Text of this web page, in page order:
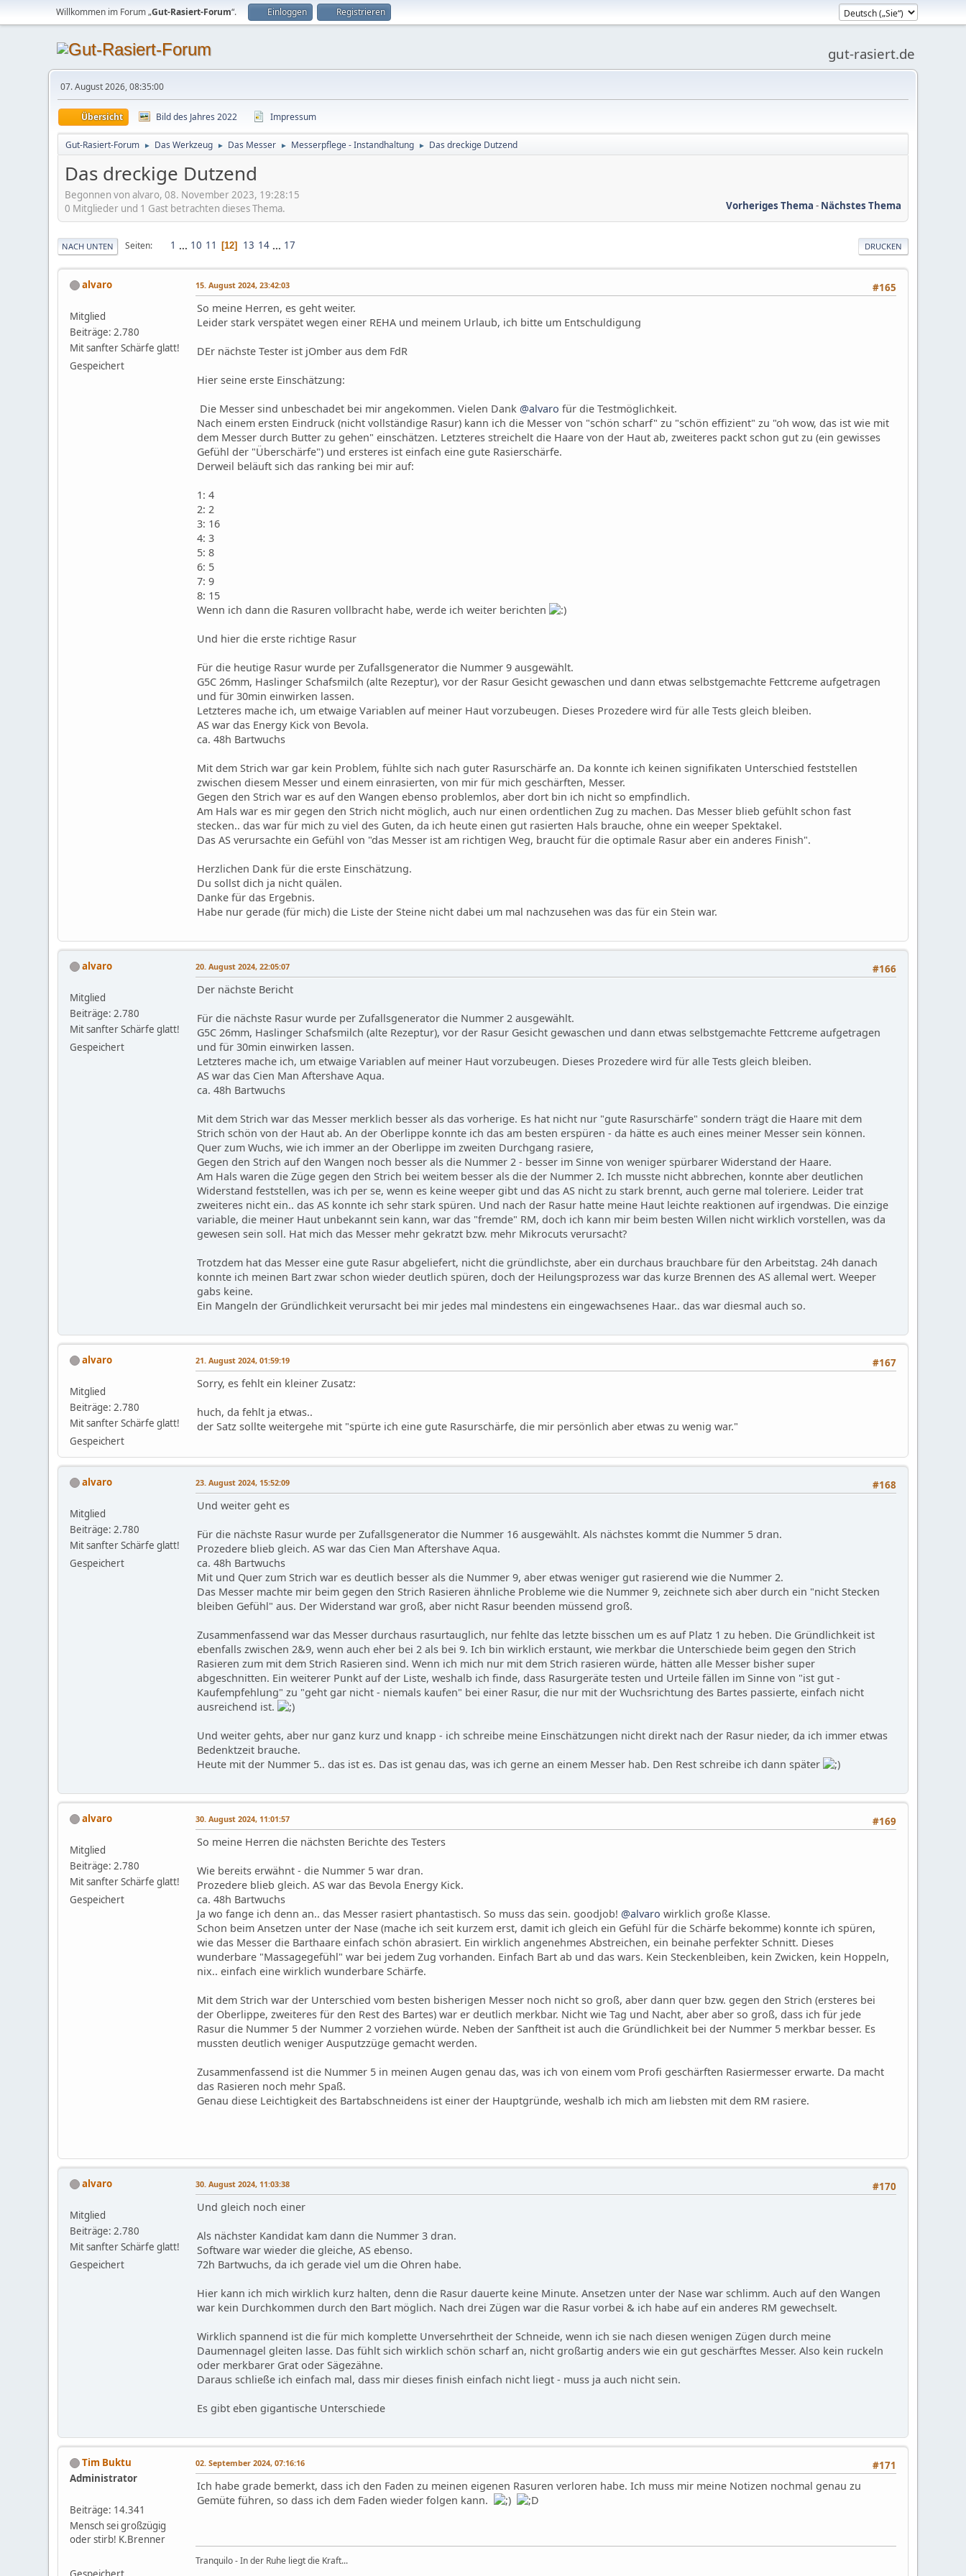
Willkommen im Forum „Gut-Rasiert-Forum“. Einloggen Registrieren
gut-rasiert.de
07. August 2026, 08:35:00
Übersicht Bild des Jahres 2022 Impressum
Gut-Rasiert-Forum ► Das Werkzeug ► Das Messer ► Messerpflege - Instandhaltung ► Das dreckige Dutzend
Das dreckige Dutzend
Begonnen von alvaro, 08. November 2023, 19:28:15
Vorheriges Thema - Nächstes Thema
0 Mitglieder und 1 Gast betrachten dieses Thema.
DRUCKEN
NACH UNTEN Seiten 1 ... 10 11 12 13 14 ... 17
alvaro
Mitglied
Beiträge: 2.780
Mit sanfter Schärfe glatt!
Gespeichert
#165
15. August 2024, 23:42:03
So meine Herren, es geht weiter.
Leider stark verspätet wegen einer REHA und meinem Urlaub, ich bitte um Entschuldigung
DEr nächste Tester ist jOmber aus dem FdR
Hier seine erste Einschätzung:
Die Messer sind unbeschadet bei mir angekommen. Vielen Dank@alvaro für die Testmöglichkeit.
Nach einem ersten Eindruck (nicht vollständige Rasur) kann ich die Messer von "schön scharf" zu "schön effizient" zu "oh wow, das ist wie mit
dem Messer durch Butter zu gehen" einschätzen. Letzteres streichelt die Haare von der Haut ab, zweiteres packt schon gut zu (ein gewisses
Gefühl der "Überschärfe") und ersteres ist einfach eine gute Rasierschärfe.
Derweil beläuft sich das ranking bei mir auf:
1: 4
2: 2
3: 16
4: 3
5: 8
6: 5
7: 9
8: 15
Wenn ich dann die Rasuren vollbracht habe, werde ich weiter berichten
Und hier die erste richtige Rasur
Für die heutige Rasur wurde per Zufallsgenerator die Nummer 9 ausgewählt.
G5C 26mm, Haslinger Schafsmilch (alte Rezeptur), vor der Rasur Gesicht gewaschen und dann etwas selbstgemachte Fettcreme aufgetragen
und für 30min einwirken lassen.
Letzteres mache ich, um etwaige Variablen auf meiner Haut vorzubeugen. Dieses Prozedere wird für alle Tests gleich bleiben.
AS war das Energy Kick von Bevola.
ca. 48h Bartwuchs
Mit dem Strich war gar kein Problem, fühlte sich nach guter Rasurschärfe an. Da konnte ich keinen signifikaten Unterschied feststellen
zwischen diesem Messer und einem einrasierten, von mir für mich geschärften, Messer.
Gegen den Strich war es auf den Wangen ebenso problemlos, aber dort bin ich nicht so empfindlich.
Am Hals war es mir gegen den Strich nicht möglich, auch nur einen ordentlichen Zug zu machen. Das Messer blieb gefühlt schon fast
stecken.. das war für mich zu viel des Guten, da ich heute einen gut rasierten Hals brauche, ohne ein weeper Spektakel.
Das AS verursachte ein Gefühl von "das Messer ist am richtigen Weg, braucht für die optimale Rasur aber ein anderes Finish".
Herzlichen Dank für die erste Einschätzung.
Du sollst dich ja nicht quälen.
Danke für das Ergebnis.
Habe nur gerade (für mich) die Liste der Steine nicht dabei um mal nachzusehen was das für ein Stein war.
alvaro
Mitglied
Beiträge: 2.780
Mit sanfter Schärfe glatt!
Gespeichert
#166
20. August 2024, 22:05:07
Der nächste Bericht
Für die nächste Rasur wurde per Zufallsgenerator die Nummer 2 ausgewählt.
G5C 26mm, Haslinger Schafsmilch (alte Rezeptur), vor der Rasur Gesicht gewaschen und dann etwas selbstgemachte Fettcreme aufgetragen
und für 30min einwirken lassen.
Letzteres mache ich, um etwaige Variablen auf meiner Haut vorzubeugen. Dieses Prozedere wird für alle Tests gleich bleiben.
AS war das Cien Man Aftershave Aqua.
ca. 48h Bartwuchs
Mit dem Strich war das Messer merklich besser als das vorherige. Es hat nicht nur "gute Rasurschärfe" sondern trägt die Haare mit dem
Strich schön von der Haut ab. An der Oberlippe konnte ich das am besten erspüren - da hätte es auch eines meiner Messer sein können.
Quer zum Wuchs, wie ich immer an der Oberlippe im zweiten Durchgang rasiere,
Gegen den Strich auf den Wangen noch besser als die Nummer 2 - besser im Sinne von weniger spürbarer Widerstand der Haare.
Am Hals waren die Züge gegen den Strich bei weitem besser als die der Nummer 2. Ich musste nicht abbrechen, konnte aber deutlichen
Widerstand feststellen, was ich per se, wenn es keine weeper gibt und das AS nicht zu stark brennt, auch gerne mal toleriere. Leider trat
zweiteres nicht ein.. das AS konnte ich sehr stark spüren. Und nach der Rasur hatte meine Haut leichte reaktionen auf irgendwas. Die einzige
variable, die meiner Haut unbekannt sein kann, war das "fremde" RM, doch ich kann mir beim besten Willen nicht wirklich vorstellen, was da
gewesen sein soll. Hat mich das Messer mehr gekratzt bzw. mehr Mikrocuts verursacht?
Trotzdem hat das Messer eine gute Rasur abgeliefert, nicht die gründlichste, aber ein durchaus brauchbare für den Arbeitstag. 24h danach
konnte ich meinen Bart zwar schon wieder deutlich spüren, doch der Heilungsprozess war das kurze Brennen des AS allemal wert. Weeper
gabs keine.
Ein Mangeln der Gründlichkeit verursacht bei mir jedes mal mindestens ein eingewachsenes Haar.. das war diesmal auch so.
alvaro
Mitglied
Beiträge: 2.780
Mit sanfter Schärfe glatt!
Gespeichert
#167
21. August 2024, 01:59:19
Sorry, es fehlt ein kleiner Zusatz:
huch, da fehlt ja etwas..
der Satz sollte weitergehe mit "spürte ich eine gute Rasurschärfe, die mir persönlich aber etwas zu wenig war."
alvaro
Mitglied
Beiträge: 2.780
Mit sanfter Schärfe glatt!
Gespeichert
#168
23. August 2024, 15:52:09
Und weiter geht es
Für die nächste Rasur wurde per Zufallsgenerator die Nummer 16 ausgewählt. Als nächstes kommt die Nummer 5 dran.
Prozedere blieb gleich. AS war das Cien Man Aftershave Aqua.
ca. 48h Bartwuchs
Mit und Quer zum Strich war es deutlich besser als die Nummer 9, aber etwas weniger gut rasierend wie die Nummer 2.
Das Messer machte mir beim gegen den Strich Rasieren ähnliche Probleme wie die Nummer 9, zeichnete sich aber durch ein "nicht Stecken
bleiben Gefühl" aus. Der Widerstand war groß, aber nicht Rasur beenden müssend groß.
Zusammenfassend war das Messer durchaus rasurtauglich, nur fehlte das letzte bisschen um es auf Platz 1 zu heben. Die Gründlichkeit ist
ebenfalls zwischen 2&9, wenn auch eher bei 2 als bei 9. Ich bin wirklich erstaunt, wie merkbar die Unterschiede beim gegen den Strich
Rasieren zum mit dem Strich Rasieren sind. Wenn ich mich nur mit dem Strich rasieren würde, hätten alle Messer bisher super
abgeschnitten. Ein weiterer Punkt auf der Liste, weshalb ich finde, dass Rasurgeräte testen und Urteile fällen im Sinne von "ist gut -
Kaufempfehlung" zu "geht gar nicht - niemals kaufen" bei einer Rasur, die nur mit der Wuchsrichtung des Bartes passierte, einfach nicht
ausreichend ist.
Und weiter gehts, aber nur ganz kurz und knapp - ich schreibe meine Einschätzungen nicht direkt nach der Rasur nieder, da ich immer etwas
Bedenktzeit brauche.
Heute mit der Nummer 5.. das ist es. Das ist genau das, was ich gerne an einem Messer hab. Den Rest schreibe ich dann später
alvaro
Mitglied
Beiträge: 2.780
Mit sanfter Schärfe glatt!
Gespeichert
#169
30. August 2024, 11:01:57
So meine Herren die nächsten Berichte des Testers
Wie bereits erwähnt - die Nummer 5 war dran.
Prozedere blieb gleich. AS war das Bevola Energy Kick.
ca. 48h Bartwuchs
Ja wo fange ich denn an.. das Messer rasiert phantastisch. So muss das sein. goodjob!@alvaro wirklich große Klasse.
Schon beim Ansetzen unter der Nase (mache ich seit kurzem erst, damit ich gleich ein Gefühl für die Schärfe bekomme) konnte ich spüren,
wie das Messer die Barthaare einfach schön abrasiert. Ein wirklich angenehmes Abstreichen, ein beinahe perfekter Schnitt. Dieses
wunderbare "Massagegefühl" war bei jedem Zug vorhanden. Einfach Bart ab und das wars. Kein Steckenbleiben, kein Zwicken, kein Hoppeln,
nix.. einfach eine wirklich wunderbare Schärfe.
Mit dem Strich war der Unterschied vom besten bisherigen Messer noch nicht so groß, aber dann quer bzw. gegen den Strich (ersteres bei
der Oberlippe, zweiteres für den Rest des Bartes) war er deutlich merkbar. Nicht wie Tag und Nacht, aber aber so groß, dass ich für jede
Rasur die Nummer 5 der Nummer 2 vorziehen würde. Neben der Sanftheit ist auch die Gründlichkeit bei der Nummer 5 merkbar besser. Es
mussten deutlich weniger Ausputzzüge gemacht werden.
Zusammenfassend ist die Nummer 5 in meinen Augen genau das, was ich von einem vom Profi geschärften Rasiermesser erwarte. Da macht
das Rasieren noch mehr Spaß.
Genau diese Leichtigkeit des Bartabschneidens ist einer der Hauptgründe, weshalb ich mich am liebsten mit dem RM rasiere.
alvaro
Mitglied
Beiträge: 2.780
Mit sanfter Schärfe glatt!
Gespeichert
#170
30. August 2024, 11:03:38
Und gleich noch einer
Als nächster Kandidat kam dann die Nummer 3 dran.
Software war wieder die gleiche, AS ebenso.
72h Bartwuchs, da ich gerade viel um die Ohren habe.
Hier kann ich mich wirklich kurz halten, denn die Rasur dauerte keine Minute. Ansetzen unter der Nase war schlimm. Auch auf den Wangen
war kein Durchkommen durch den Bart möglich. Nach drei Zügen war die Rasur vorbei & ich habe auf ein anderes RM gewechselt.
Wirklich spannend ist die für mich komplette Unversehrtheit der Schneide, wenn ich sie nach diesen wenigen Zügen durch meine
Daumennagel gleiten lasse. Das fühlt sich wirklich schön scharf an, nicht großartig anders wie ein gut geschärftes Messer. Also kein ruckeln
oder merkbarer Grat oder Sägezähne.
Daraus schließe ich einfach mal, dass mir dieses finish einfach nicht liegt - muss ja auch nicht sein.
Es gibt eben gigantische Unterschiede
Tim Buktu
Administrator
Beiträge: 14.341
Mensch sei großzügig
oder stirb! K.Brenner
#171
02. September 2024, 07:16:16
Ich habe grade bemerkt, dass ich den Faden zu meinen eigenen Rasuren verloren habe. Ich muss mir meine Notizen nochmal genau zu
Gemüte führen, so dass ich dem Faden wieder folgen kann.
Tranquilo - In der Ruhe liegt die Kraft...